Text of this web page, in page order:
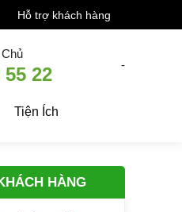
Hỗ trợ khách hàng
55 22 -
Tiện Ích
HÀNG